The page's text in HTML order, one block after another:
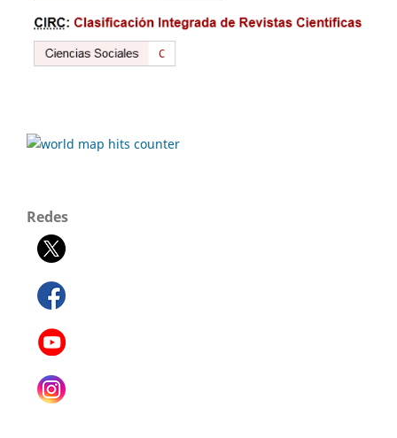
Redes